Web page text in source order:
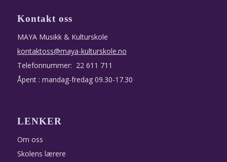
Kontakt oss
MAYA Musikk & Kulturskole
kontaktoss@maya-kulturskole.no
Telefonnummer: 22 611 711
Åpent : mandag-fredag 09.30-17.30
LENKER
Om oss
Skolens lærere